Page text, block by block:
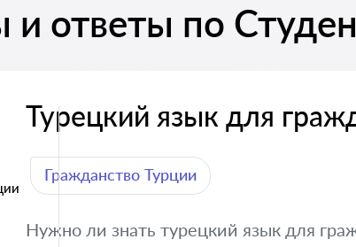
и ответы по
Турецкий язык для
Гражданство Турции
Нужно ли знать турецкий язык для